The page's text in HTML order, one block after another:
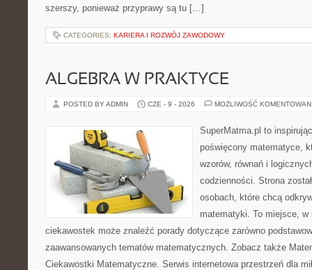
szerszy, ponieważ przyprawy są tu […]
CATEGORIES: KARIERA I ROZWÓJ ZAWODOWY
ALGEBRA W PRAKTYCE
POSTED BY ADMIN CZE - 9 - 2026 MOŻLIWOŚĆ
SuperMatma.pl to
poświęcony matematyce,
wzorów, równań i
codzienności. Strona
osobach, które chcą
matematyki. To miejsce,
ciekawostek może znaleźć porady dotyczące zarówno
zaawansowanych tematów matematycznych. Zobacz także
Ciekawostki Matematyczne. Serwis internetowa przestrzeń dla